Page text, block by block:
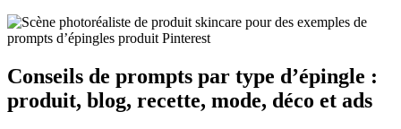
Conseils de prompts par type d’épingle :
produit, blog, recette, mode, déco et ads